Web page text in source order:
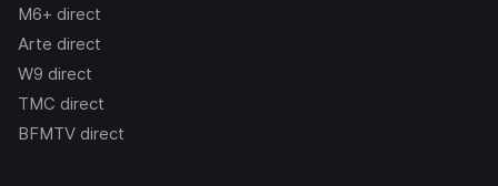
M6+ direct
Arte direct
W9 direct
TMC direct
BFMTV direct